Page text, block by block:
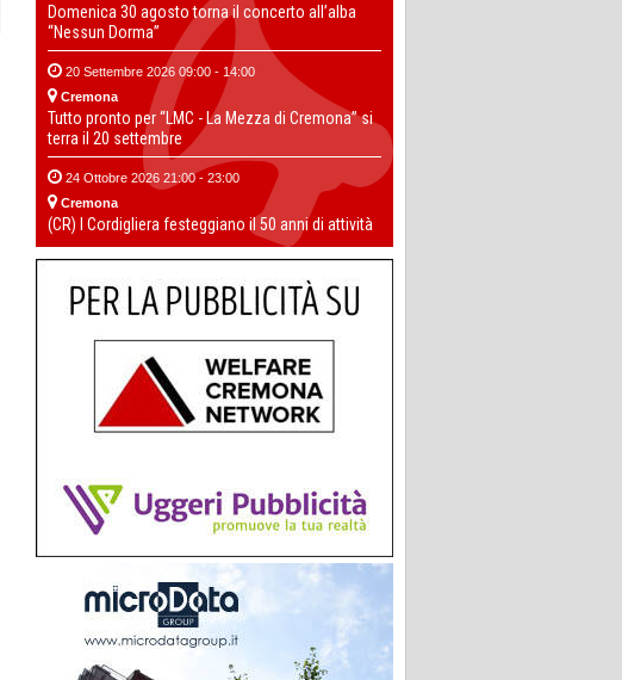
Domenica 30 agosto torna il concerto all’alba
“Nessun Dorma”
20 Settembre 2026 09:00 - 14:00
Cremona
Tutto pronto per “LMC - La Mezza di Cremona” si
terra il 20 settembre
24 Ottobre 2026 21:00 - 23:00
Cremona
(CR) I Cordigliera festeggiano il 50 anni di attività